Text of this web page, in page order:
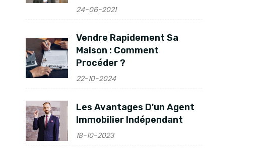
24-06-2021
Vendre Rapidement Sa
Maison : Comment
Procéder ?
22-10-2024
Les Avantages D'un Agent
Immobilier Indépendant
18-10-2023